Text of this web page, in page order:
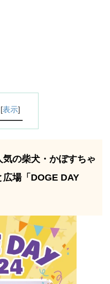
[表示]
の柴犬・かぼすちゃ
場「DOGE DAY